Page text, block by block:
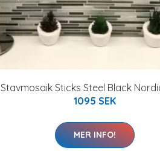
Stavmosaik Sticks Steel Black
1095 SEK
MER INFO!